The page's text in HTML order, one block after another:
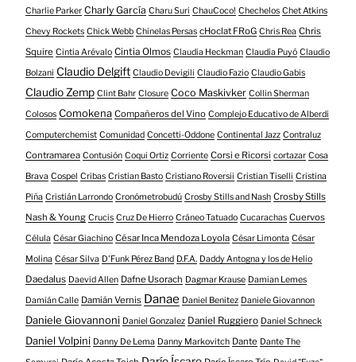
Charlie Parker Charly García Charu Suri ChauCoco! Chechelos Chet Atkins
Chevy Rockets Chick Webb Chinelas Persas cHoclat FRoG Chris Rea Chris
Squire Cintia Arévalo Cintia Olmos Claudia Heckman Claudia Puyó Claudio
Bolzani Claudio Delgift Claudio Devigili Claudio Fazio Claudio Gabis
Claudio Zemp Clint Bahr Closure Coco Maskivker Collin Sherman
Colosos Comokena Compañeros del Vino Complejo Educativo de Alberdi
Computerchemist Comunidad Concetti-Oddone Continental Jazz Contraluz
Contramarea Contusión Coqui Ortiz Corriente Corsi e Ricorsi cortazar Cosa
Brava Cospel Cribas Cristian Basto Cristiano Roversii Cristian Tiselli Cristina
Piña Cristián Larrondo Cronómetrobudú Crosby Stills and Nash Crosby Stills
Nash & Young Crucis Cruz De Hierro Cráneo Tatuado Cucarachas Cuervos
Célula César Giachino César Inca Mendoza Loyola César Limonta César
Molina César Silva D'Funk Pérez Band D.F.A. Daddy Antogna y los de Helio
Daedalus Daevid Allen Dafne Usorach Dagmar Krause Damian Lemes
Damián Calle Damián Vernis Danae Daniel Benitez Daniele Giovannon
Daniele Giovannoni Daniel Gonzalez Daniel Ruggiero Daniel Schneck
Daniel Volpini Danny De Lema Danny Markovitch Dante Dante The